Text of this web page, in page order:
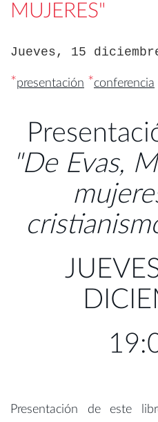
MUJERES"
Jueves, 15
*presentación *conferencia
"De Evas,
Presentación de este